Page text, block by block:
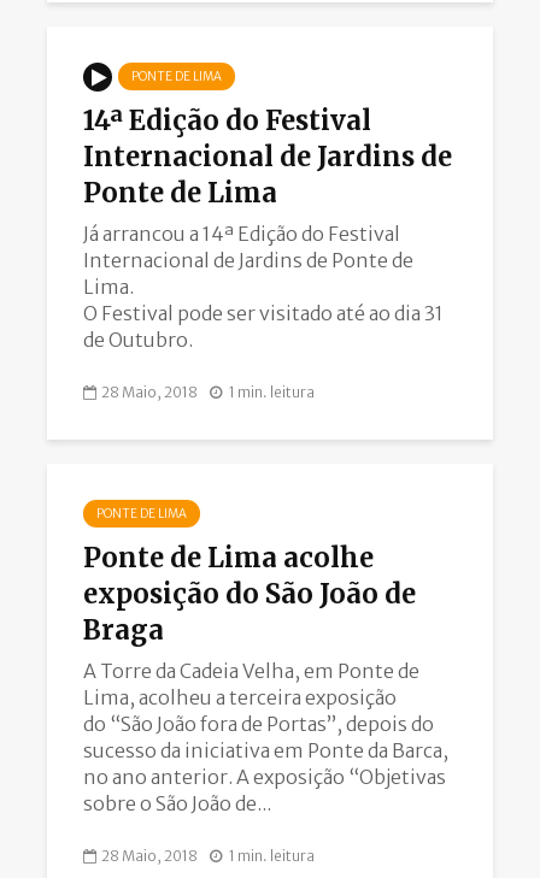
PONTE DE LIMA
14ª Edição do Festival
Internacional de Jardins de
Ponte de Lima
Já arrancou a 14ª Edição do Festival
Internacional de Jardins de Ponte de
Lima.
O Festival pode ser visitado até ao dia 31
de Outubro.
28 Maio, 2018 1 min. leitura
PONTE DE LIMA
Ponte de Lima acolhe
exposição do São João de
Braga
A Torre da Cadeia Velha, em Ponte de
Lima, acolheu a terceira exposição
do “São João fora de Portas”, depois do
sucesso da iniciativa em Ponte da Barca,
no ano anterior. A exposição “Objetivas
sobre o São João de...
28 Maio, 2018 1 min. leitura